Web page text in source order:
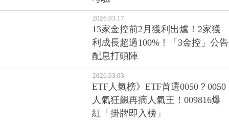
還是煙火？專家曝背後的現金流
考驗
2026.03.17
13家金控前2月獲利出爐！2家獲
利成長超過100%！「3金控」公告
配息打頭陣
2026.03.03
ETF人氣榜》ETF首選0050？0050